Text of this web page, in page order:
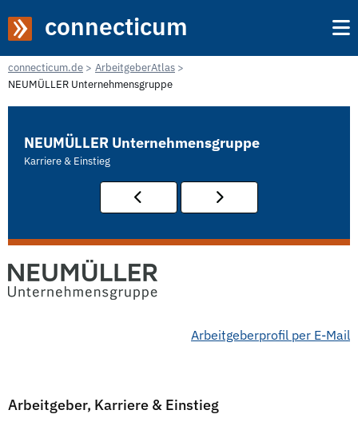
connecticum
connecticum.de
ArbeitgeberAtlas
NEUMÜLLER Unternehmensgruppe
NEUMÜLLER Unternehmensgruppe
Karriere & Einstieg
Arbeitgeberprofil per E-Mail
Arbeitgeber, Karriere & Einstieg